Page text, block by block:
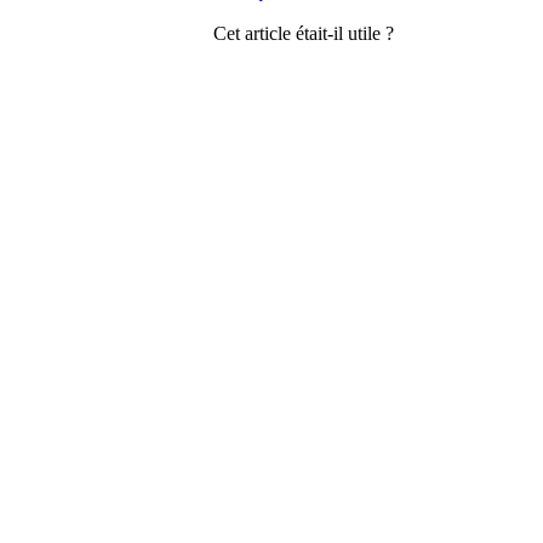
Cet article était-il utile ?